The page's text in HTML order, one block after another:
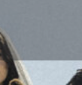
Feedback